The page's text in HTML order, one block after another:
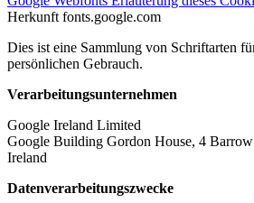
Herkunft fonts.google.com
Dies ist eine Sammlung von Schriftarten
persönlichen Gebrauch.
Verarbeitungsunternehmen
Google Ireland Limited
Google Building Gordon House, 4
Ireland
Datenverarbeitungszwecke